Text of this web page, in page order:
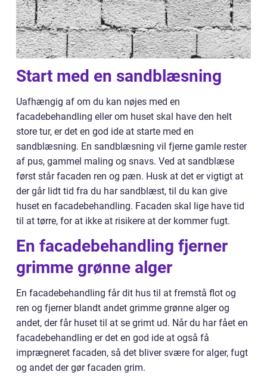
Start med en sandblæsning
Uafhængig af om du kan nøjes med en
facadebehandling eller om huset skal have den helt
store tur, er det en god ide at starte med en
sandblæsning. En sandblæsning vil fjerne gamle rester
af pus, gammel maling og snavs. Ved at sandblæse
først står facaden ren og pæn. Husk at det er vigtigt at
der går lidt tid fra du har sandblæst, til du kan give
huset en facadebehandling. Facaden skal lige have tid
til at tørre, for at ikke at risikere at der kommer fugt.
En facadebehandling fjerner
grimme grønne alger
En facadebehandling får dit hus til at fremstå flot og
ren og fjerner blandt andet grimme grønne alger og
andet, der får huset til at se grimt ud. Når du har fået en
facadebehandling er det en god ide at også få
imprægneret facaden, så det bliver svære for alger, fugt
og andet der gør facaden grim.